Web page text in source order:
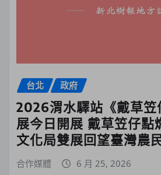
台北 政府
2026渭水驛站《戴草笠
展今日開展 戴草笠仔點
文化局雙展回望臺灣農
合作媒體 6 月 25, 2026